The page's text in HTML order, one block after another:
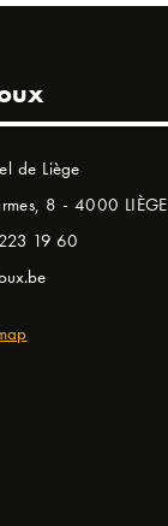
de Liège
8 - 4000 LIÈGE
19 60